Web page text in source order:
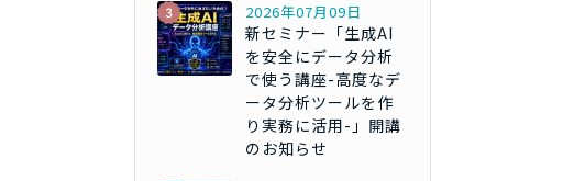
2026年07月09日
新セミナー「生成AI
を安全にデータ分析
で使う講座-高度なデ
ータ分析ツールを作
り実務に活用-」開講
のお知らせ